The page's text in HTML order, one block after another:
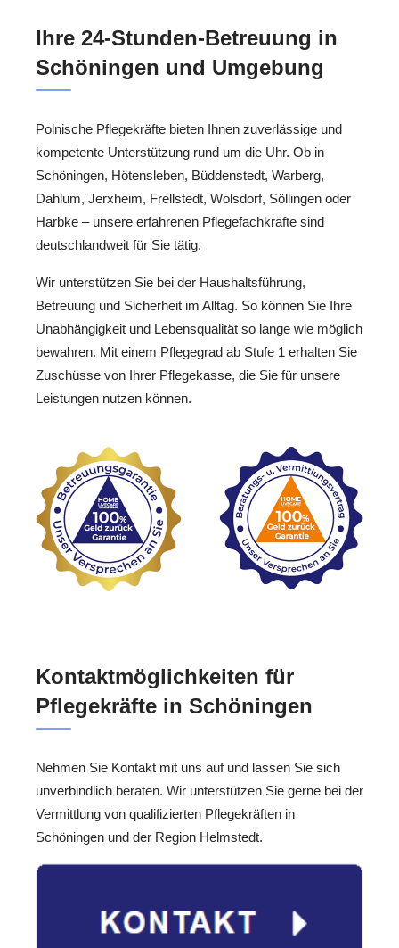
Ihre 24-Stunden-Betreuung in
Schöningen und Umgebung
Polnische Pflegekräfte bieten Ihnen zuverlässige und
kompetente Unterstützung rund um die Uhr. Ob in
Schöningen, Hötensleben, Büddenstedt, Warberg,
Dahlum, Jerxheim, Frellstedt, Wolsdorf, Söllingen oder
Harbke – unsere erfahrenen Pflegefachkräfte sind
deutschlandweit für Sie tätig.
Wir unterstützen Sie bei der Haushaltsführung,
Betreuung und Sicherheit im Alltag. So können Sie Ihre
Unabhängigkeit und Lebensqualität so lange wie möglich
bewahren. Mit einem Pflegegrad ab Stufe 1 erhalten Sie
Zuschüsse von Ihrer Pflegekasse, die Sie für unsere
Leistungen nutzen können.
Kontaktmöglichkeiten für
Pflegekräfte in Schöningen
Nehmen Sie Kontakt mit uns auf und lassen Sie sich
unverbindlich beraten. Wir unterstützen Sie gerne bei der
Vermittlung von qualifizierten Pflegekräften in
Schöningen und der Region Helmstedt.